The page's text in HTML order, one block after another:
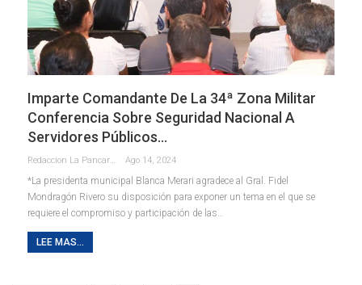
Imparte Comandante De La 34ª Zona Militar
Conferencia Sobre Seguridad Nacional A
Servidores Públicos…
Redaccion La Pancarta De Quintana Roo Ago 14, 2024
*La presidenta municipal Blanca Merari agradece al Gral. Fidel
Mondragón Rivero su disposición para exponer un tema en el que se
requiere el compromiso y participación de las…
LEE MAS...